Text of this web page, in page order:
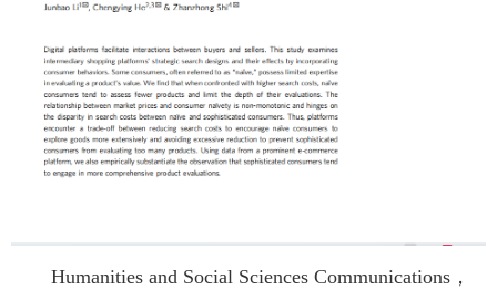
Humanities and Social Sciences Communications，